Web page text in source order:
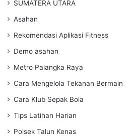
SUMATERA UTARA
Asahan
Rekomendasi Aplikasi Fitness
Demo asahan
Metro Palangka Raya
Cara Mengelola Tekanan Bermain
Cara Klub Sepak Bola
Tips Latihan Harian
Polsek Talun Kenas